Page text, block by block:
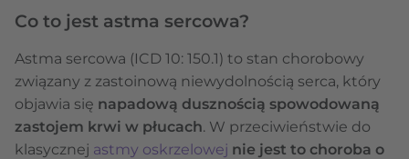
Co to jest astma sercowa?
Astma sercowa (ICD 10: 150.1) to stan chorobowy
związany z zastoinową niewydolnością serca, który
objawia się napadową dusznością spowodowaną
zastojem krwi w płucach. W przeciwieństwie do
klasycznej astmy oskrzelowej nie jest to choroba o